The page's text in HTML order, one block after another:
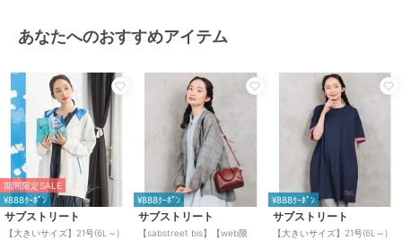
あなたへのおすすめアイテム
期間限定SALE
¥888ｸｰﾎﾟﾝ
サブストリート
【大きいサイズ】21号(6L～)
¥888ｸｰﾎﾟﾝ
サブストリート
【sabstreet bis】【web限
¥888ｸｰﾎﾟﾝ
サブストリート
【大きいサイズ】21号(6L～)